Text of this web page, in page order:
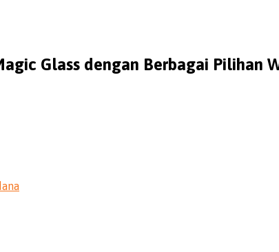
Glass dengan Berbagai Pilihan